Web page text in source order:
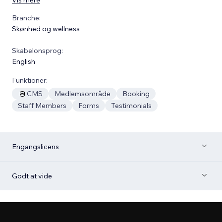
Branche:
Skønhed og wellness
Skabelonsprog:
English
Funktioner:
CMS
Medlemsområde
Booking
Staff Members
Forms Testimonials
Engangslicens
Godt at vide